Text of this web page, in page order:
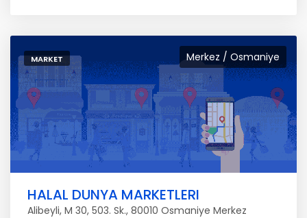
Merkez / Osmaniye
MARKET
HALAL DUNYA MARKETLERI
Alibeyli, M 30, 503. Sk., 80010 Osmaniye Merkez